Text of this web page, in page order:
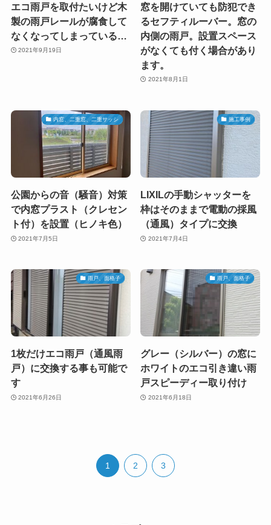
エコ雨戸を取付たいけど木
製の雨戸レールが腐食して
なくなってしまっている…
2021年9月19日
窓を開けていても防犯でき
るセフティルーバー。窓の
内側の雨戸。設置スペース
がなくても付く場合があり
ます。
2021年8月1日
内窓、二重窓、二重サッシ
公園からの音（騒音）対策
で内窓プラスト（クレセン
ト付）を設置（ヒノキ色）
2021年7月5日
施工事例
LIXILの手動シャッターを
枠はそのままで電動の採風
（通風）タイプに交換
2021年7月4日
雨戸、面格子
1枚だけエコ雨戸（通風雨
戸）に交換する事も可能で
す
2021年6月26日
雨戸、面格子
グレー（シルバー）の窓に
ホワイトのエコ引き違い雨
戸スピーディー取り付け
2021年6月18日
1 2 3